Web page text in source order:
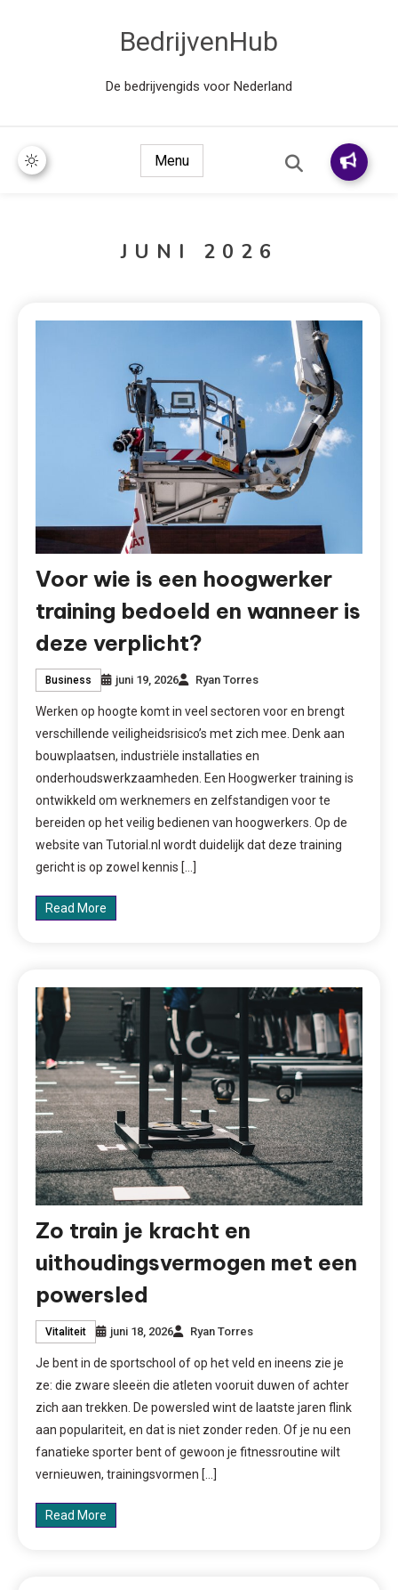
BedrijvenHub
De bedrijvengids voor Nederland
Menu
JUNI 2026
Voor wie is een hoogwerker
training bedoeld en wanneer is
deze verplicht?
Business juni 19, 2026 Ryan Torres
Werken op hoogte komt in veel sectoren voor en brengt
verschillende veiligheidsrisico’s met zich mee. Denk aan
bouwplaatsen, industriële installaties en
onderhoudswerkzaamheden. Een Hoogwerker training is
ontwikkeld om werknemers en zelfstandigen voor te
bereiden op het veilig bedienen van hoogwerkers. Op de
website van Tutorial.nl wordt duidelijk dat deze training
gericht is op zowel kennis […]
Read More
Zo train je kracht en
uithoudingsvermogen met een
powersled
Vitaliteit juni 18, 2026 Ryan Torres
Je bent in de sportschool of op het veld en ineens zie je
ze: die zware sleeën die atleten vooruit duwen of achter
zich aan trekken. De powersled wint de laatste jaren flink
aan populariteit, en dat is niet zonder reden. Of je nu een
fanatieke sporter bent of gewoon je fitnessroutine wilt
vernieuwen, trainingsvormen […]
Read More